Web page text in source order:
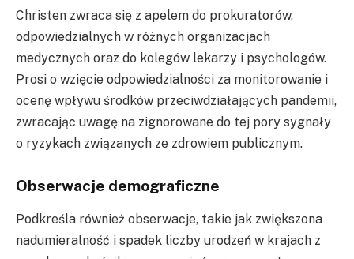
Christen zwraca się z apelem do prokuratorów,
odpowiedzialnych w różnych organizacjach
medycznych oraz do kolegów lekarzy i psychologów.
Prosi o wzięcie odpowiedzialności za monitorowanie i
ocenę wpływu środków przeciwdziałających pandemii,
zwracając uwagę na zignorowane do tej pory sygnały
o ryzykach związanych ze zdrowiem publicznym.
Obserwacje demograficzne
Podkreśla również obserwacje, takie jak zwiększona
nadumieralność i spadek liczby urodzeń w krajach z